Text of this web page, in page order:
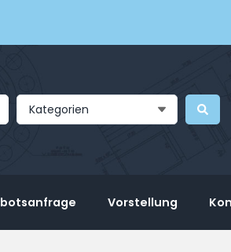
Kategorien
Vorstellung